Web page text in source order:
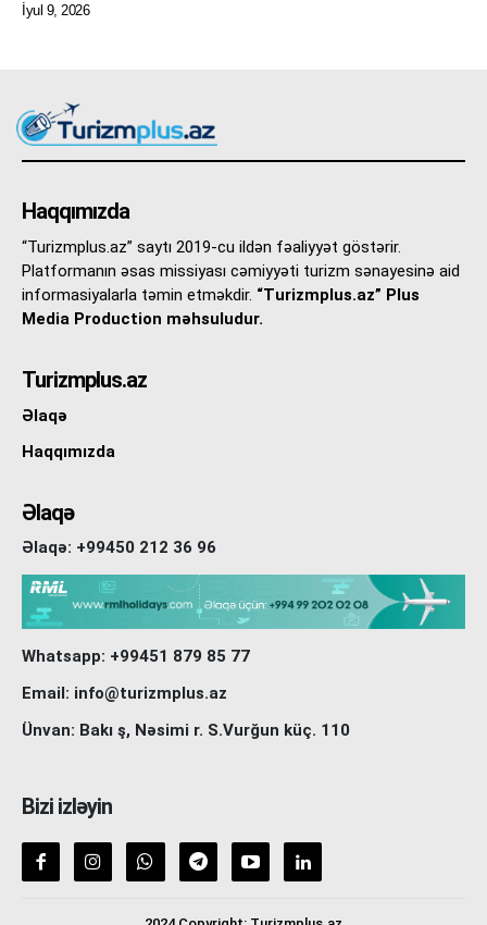
İyul 9, 2026
Haqqımızda
“Turizmplus.az” saytı 2019-cu ildən fəaliyyət göstərir.
Platformanın əsas missiyası cəmiyyəti turizm sənayesinə aid
informasiyalarla təmin etməkdir. “Turizmplus.az” Plus
Media Production məhsuludur.
Turizmplus.az
Əlaqə
Haqqımızda
Əlaqə
Əlaqə: +99450 212 36 96
Whatsapp: +99451 879 85 77
Email: info@turizmplus.az
Ünvan: Bakı ş, Nəsimi r. S.Vurğun küç. 110
Bizi izləyin